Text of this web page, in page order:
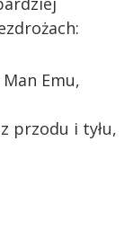
Emu,
przodu i tyłu,